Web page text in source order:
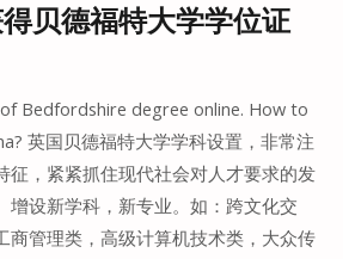
贝德福特大学学位证
Bedfordshire degree online. How to
英国贝德福特大学学科设置，非常注
征，紧紧抓住现代社会对人才要求的发
增设新学科，新专业。如：跨文化交
商管理类，高级计算机技术类，大众传